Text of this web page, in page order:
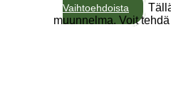
Vaihtoehdoista
muunnelma. Voit